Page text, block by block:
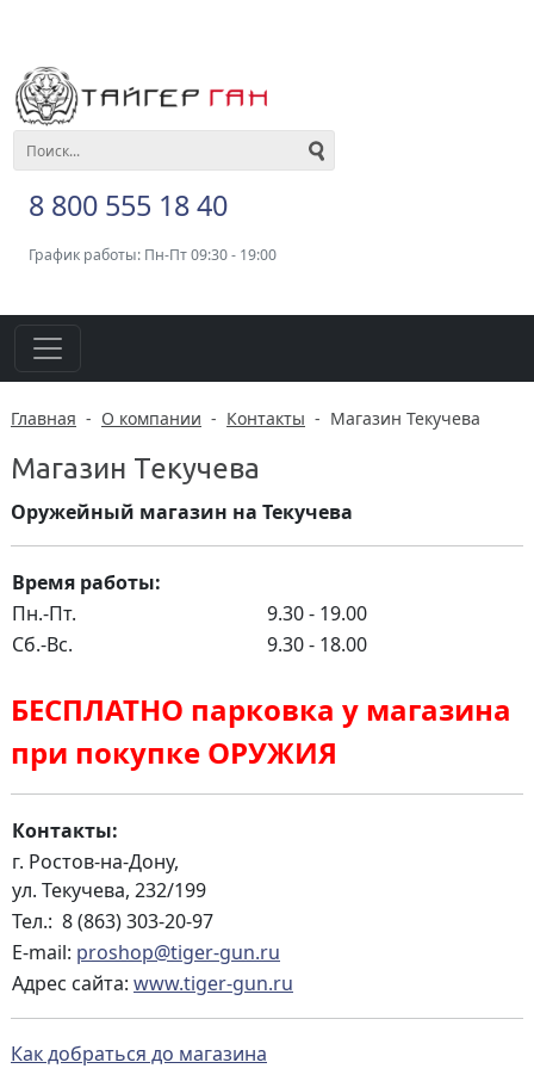
8 800 555 18 40
График работы: Пн-Пт 09:30 - 19:00
Главная - О компании - Контакты - Магазин Текучева
Магазин Текучева
Оружейный магазин на Текучева
Время работы:
Пн.-Пт.
9.30 - 19.00
Сб.-Вс.
9.30 - 18.00
БЕСПЛАТНО парковка у магазина
при покупке ОРУЖИЯ
Контакты:
г. Ростов-на-Дону,
ул. Текучева, 232/199
Тел.: 8 (863) 303-20-97
E-mail: proshop@tiger-gun.ru
Адрес сайта: www.tiger-gun.ru
Как добраться до магазина